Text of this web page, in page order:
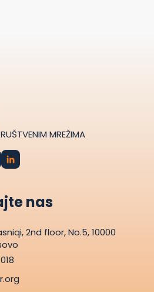
MREŽIMA
nas
2nd floor, No.5, 10000